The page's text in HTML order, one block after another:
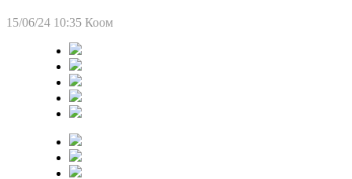
15/06/24 10:35 Коом